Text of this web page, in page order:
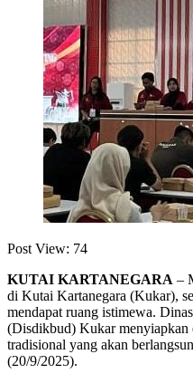
Post View: 74
KUTAI KARTANEGARA –
di Kutai Kartanegara (Kukar),
mendapat ruang istimewa.
(Disdikbud) Kukar menyiapkan
tradisional yang akan
(20/9/2025).